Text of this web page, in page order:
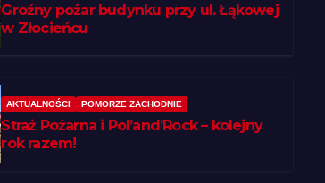
Groźny pożar budynku przy ul. Łąkowej
w Złocieńcu
AKTUALNOŚCI POMORZE ZACHODNIE
Straż Pożarna i Pol’and’Rock – kolejny
rok razem!